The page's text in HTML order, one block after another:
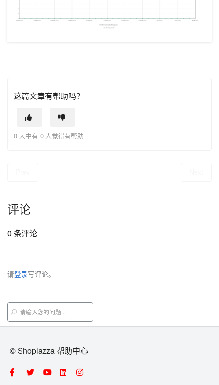
这篇文章有帮助吗？
0 人中有 0 人觉得有帮助
评论
0 条评论
请登录写评论。
© Shoplazza 帮助中心